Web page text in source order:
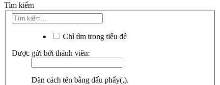
Tìm kiếm
Chỉ tìm trong tiêu đề
Được gửi bởi thành viên:
Dãn cách tên bằng dấu phẩy(,).